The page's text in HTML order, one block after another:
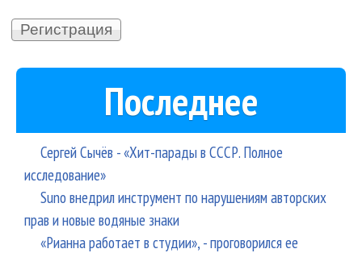
Последнее
Сергей Сычёв - «Хит-парады в СССР. Полное
исследование»
Suno внедрил инструмент по нарушениям авторских
прав и новые водяные знаки
«Рианна работает в студии», - проговорился ее